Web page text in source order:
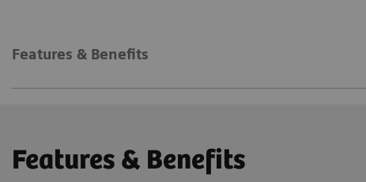
Features & Benefits
Features & Benefits